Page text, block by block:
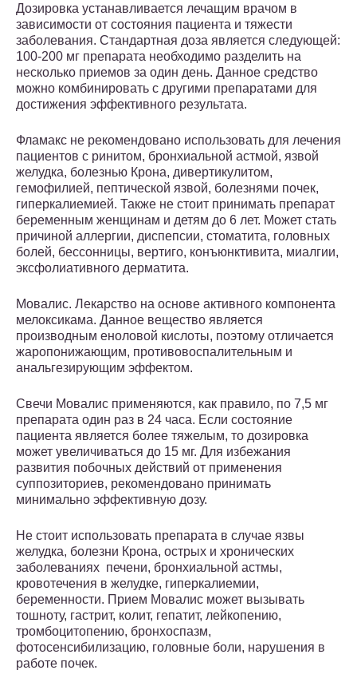
Дозировка устанавливается лечащим врачом в
зависимости от состояния пациента и тяжести
заболевания. Стандартная доза является следующей:
100-200 мг препарата необходимо разделить на
несколько приемов за один день. Данное средство
можно комбинировать с другими препаратами для
достижения эффективного результата.
Фламакс не рекомендовано использовать для лечения
пациентов с ринитом, бронхиальной астмой, язвой
желудка, болезнью Крона, дивертикулитом,
гемофилией, пептической язвой, болезнями почек,
гиперкалиемией. Также не стоит принимать препарат
беременным женщинам и детям до 6 лет. Может стать
причиной аллергии, диспепсии, стоматита, головных
болей, бессонницы, вертиго, конъюнктивита, миалгии,
эксфолиативного дерматита.
Мовалис. Лекарство на основе активного компонента
мелоксикама. Данное вещество является
производным еноловой кислоты, поэтому отличается
жаропонижающим, противовоспалительным и
анальгезирующим эффектом.
Свечи Мовалис применяются, как правило, по 7,5 мг
препарата один раз в 24 часа. Если состояние
пациента является более тяжелым, то дозировка
может увеличиваться до 15 мг. Для избежания
развития побочных действий от применения
суппозиториев, рекомендовано принимать
минимально эффективную дозу.
Не стоит использовать препарата в случае язвы
желудка, болезни Крона, острых и хронических
заболеваниях печени, бронхиальной астмы,
кровотечения в желудке, гиперкалиемии,
беременности. Прием Мовалис может вызывать
тошноту, гастрит, колит, гепатит, лейкопению,
тромбоцитопению, бронхоспазм,
фотосенсибилизацию, головные боли, нарушения в
работе почек.